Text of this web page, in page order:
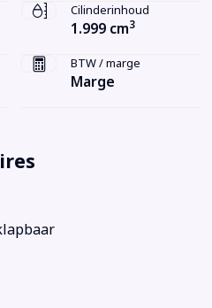
Cilinderinhoud
1.999 cm3
BTW / marge
Marge